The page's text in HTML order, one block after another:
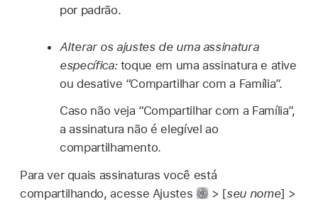
por padrão.
Alterar os ajustes de uma assinatura
específica: toque em uma assinatura e ative
ou desative “Compartilhar com a Família”.
Caso não veja “Compartilhar com a Família”,
a assinatura não é elegível ao
compartilhamento.
Para ver quais assinaturas você está
compartilhando, acesse Ajustes
> [seu nome] >